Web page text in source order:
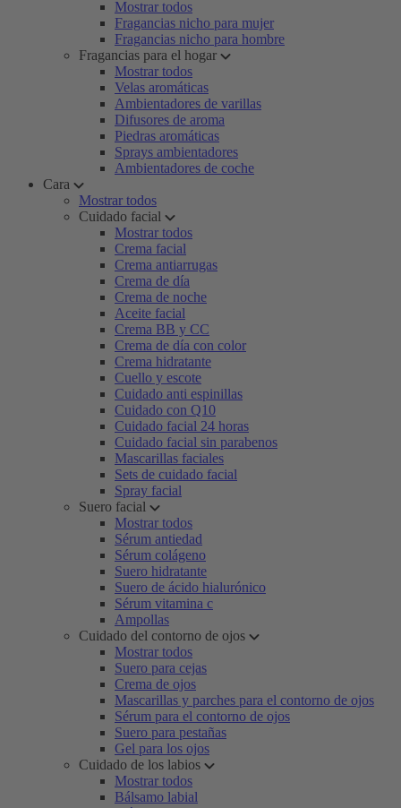
Mostrar todos
Fragancias nicho para mujer
Fragancias nicho para hombre
Fragancias para el hogar
Mostrar todos
Velas aromáticas
Ambientadores de varillas
Difusores de aroma
Piedras aromáticas
Sprays ambientadores
Ambientadores de coche
Cara
Mostrar todos
Cuidado facial
Mostrar todos
Crema facial
Crema antiarrugas
Crema de día
Crema de noche
Aceite facial
Crema BB y CC
Crema de día con color
Crema hidratante
Cuello y escote
Cuidado anti espinillas
Cuidado con Q10
Cuidado facial 24 horas
Cuidado facial sin parabenos
Mascarillas faciales
Sets de cuidado facial
Spray facial
Suero facial
Mostrar todos
Sérum antiedad
Sérum colágeno
Suero hidratante
Suero de ácido hialurónico
Sérum vitamina c
Ampollas
Cuidado del contorno de ojos
Mostrar todos
Suero para cejas
Crema de ojos
Mascarillas y parches para el contorno de ojos
Sérum para el contorno de ojos
Suero para pestañas
Gel para los ojos
Cuidado de los labios
Mostrar todos
Bálsamo labial